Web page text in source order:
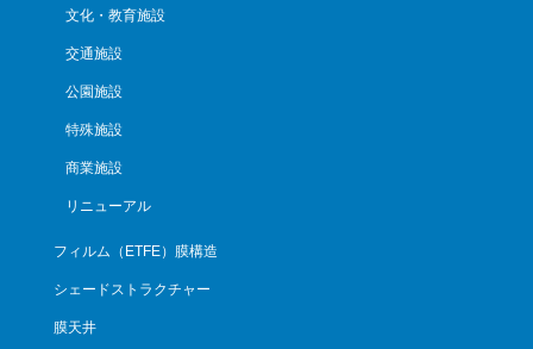
文化・教育施設
交通施設
公園施設
特殊施設
商業施設
リニューアル
フィルム（ETFE）膜構造
シェードストラクチャー
膜天井